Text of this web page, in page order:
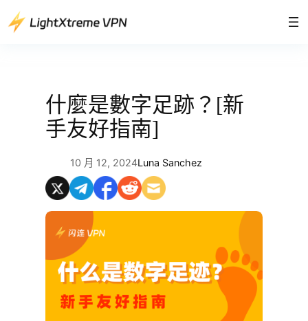
至
什麼是數字足跡？[新
手友好指南]
10 月 12, 2024Luna Sanchez